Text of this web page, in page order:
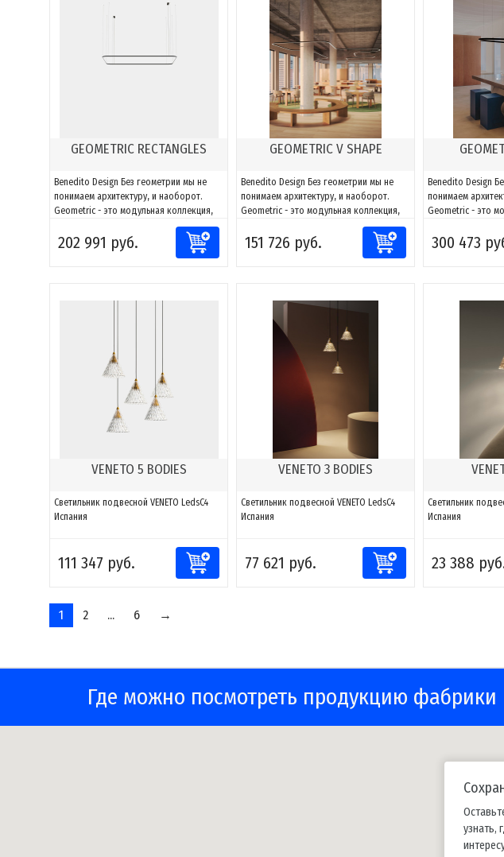
GEOMETRIC RECTANGLES
Benedito Design Без геометрии мы не
понимаем архитектуру, и наоборот.
Geometric - это модульная коллекция,
способная адаптировать свет к любому
пространству. Благодаря сочетаниям
компонентов можно создавать фигуры
202 991 руб.
GEOMETRIC V SHAPE
Benedito Design Без геометрии мы не
понимаем архитектуру, и наоборот.
Geometric - это модульная коллекция,
способная адаптировать свет к любому
пространству. Благодаря сочетаниям
компонентов можно создавать фигуры
151 726 руб.
Benedito Design
понимаем
Geometric - это
способная
пространству.
компонентов
300 473
VENETO 5 BODIES
Светильник подвесной VENETO LedsC4
Испания
111 347 руб.
VENETO 3 BODIES
Светильник подвесной VENETO LedsC4
Испания
77 621 руб.
Светильник
Испания
23 388
1 2 ... 6 →
Где можно посмотреть продукцию фабрики
узнать,